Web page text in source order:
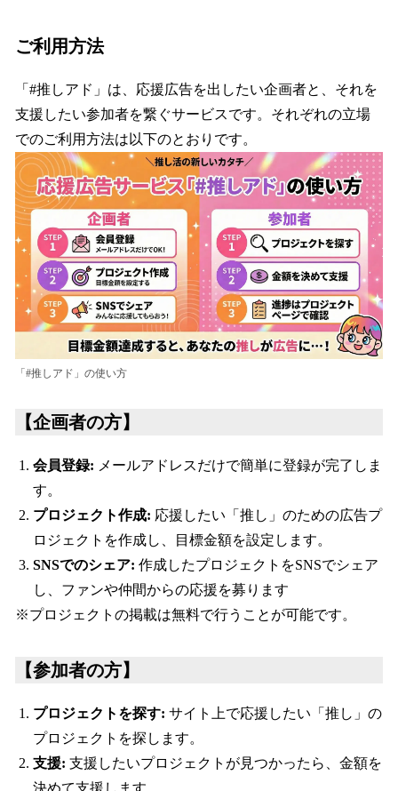
ご利用方法
「#推しアド」は、応援広告を出したい企画者と、それを
支援したい参加者を繋ぐサービスです。それぞれの立場
でのご利用方法は以下のとおりです。
「#推しアド」の使い方
【企画者の方】
会員登録: メールアドレスだけで簡単に登録が完了しま
す。
プロジェクト作成: 応援したい「推し」のための広告プ
ロジェクトを作成し、目標金額を設定します。
SNSでのシェア: 作成したプロジェクトをSNSでシェア
し、ファンや仲間からの応援を募ります
※プロジェクトの掲載は無料で行うことが可能です。
【参加者の方】
プロジェクトを探す: サイト上で応援したい「推し」の
プロジェクトを探します。
支援: 支援したいプロジェクトが見つかったら、金額を
決めて支援します。